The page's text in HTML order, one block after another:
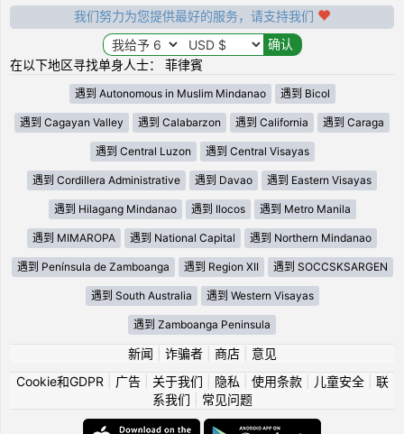
我们努力为您提供最好的服务，请支持我们
在以下地区寻找单身人士： 菲律賓
遇到 Autonomous in Muslim Mindanao 遇到 Bicol
遇到 Cagayan Valley 遇到 Calabarzon 遇到 California 遇到 Caraga
遇到 Central Luzon 遇到 Central Visayas
遇到 Cordillera Administrative 遇到 Davao 遇到 Eastern Visayas
遇到 Hilagang Mindanao 遇到 Ilocos 遇到 Metro Manila
遇到 MIMAROPA 遇到 National Capital 遇到 Northern Mindanao
遇到 Península de Zamboanga 遇到 Region XII 遇到 SOCCSKSARGEN
遇到 South Australia 遇到 Western Visayas
遇到 Zamboanga Peninsula
新闻 诈骗者| 商店| 意见
Cookie和GDPR
广告| 关于我们 隐私 使用条款| 儿童安全| 联
系我们
常见问题